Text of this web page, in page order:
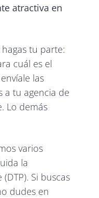
atractiva en
tu parte:
cuál es el
las
a tu agencia de
Lo demás
varios
la
Si buscas
dudes en